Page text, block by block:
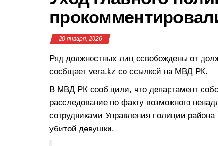
20 января, 2026
Ряд должностных лиц освобождены от
сообщает vera.kz со ссылкой на МВД РК.
В МВД РК сообщили, что департамент
расследование по факту возможного
сотрудниками Управления полиции
убитой девушки.